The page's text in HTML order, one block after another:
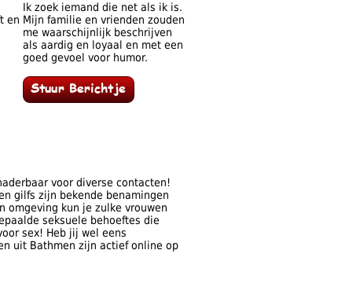
en
Ik zoek iemand die net als ik is.
Mijn familie en vrienden zouden
me waarschijnlijk beschrijven
als aardig en loyaal en met een
goed gevoel voor humor.
voor diverse contacten!
gilfs zijn bekende benamingen
omgeving kun je zulke vrouwen
seksuele behoeftes die
sex! Heb jij wel eens
uit Bathmen zijn actief online op